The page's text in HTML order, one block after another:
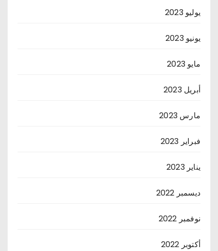
يوليو 2023
يونيو 2023
مايو 2023
أبريل 2023
مارس 2023
فبراير 2023
يناير 2023
ديسمبر 2022
نوفمبر 2022
أكتوبر 2022